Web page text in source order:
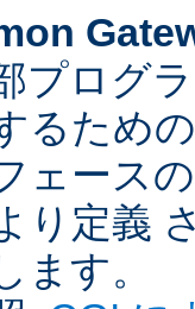
プログ
るため
ェース
り定義
ます。